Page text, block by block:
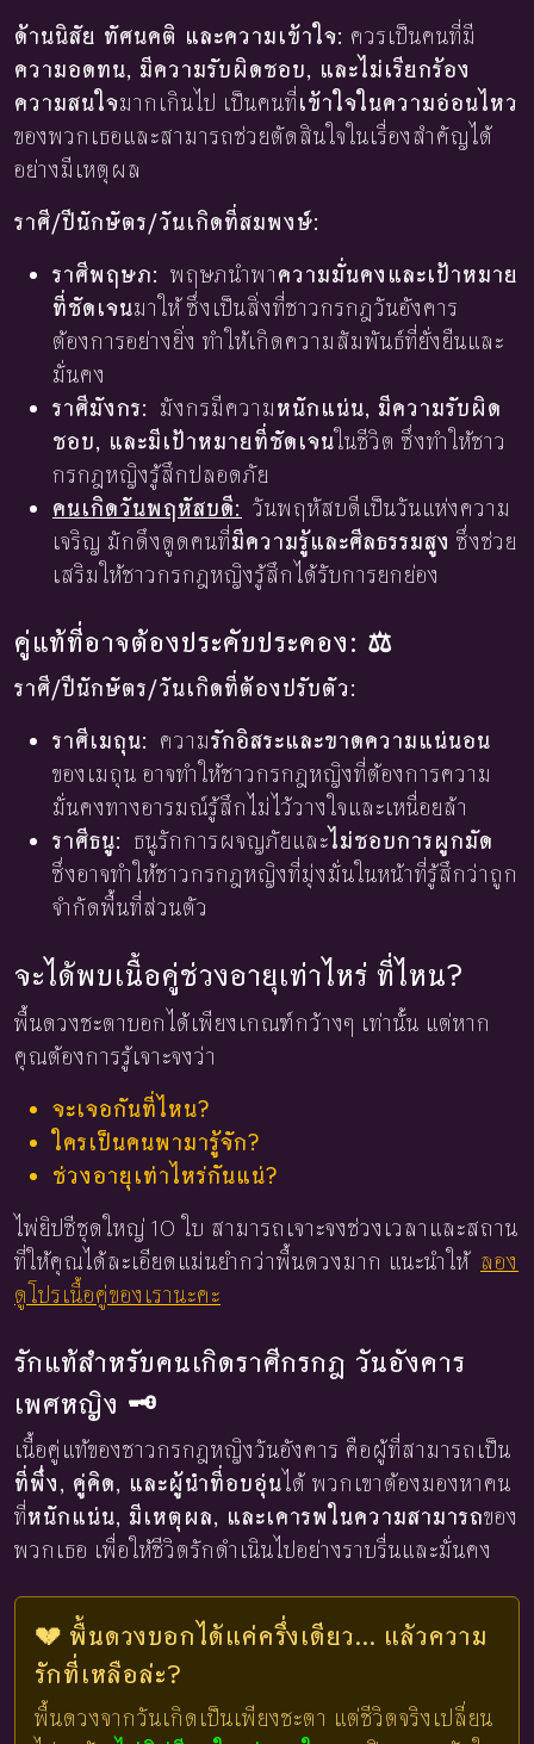
ด้านนิสัย ทัศนคติ และความเข้าใจ: ควรเป็นคนที่มี
ความอดทน, มีความรับผิดชอบ, และไม่เรียกร้อง
ความสนใจมากเกินไป เป็นคนที่เข้าใจในความอ่อนไหว
ของพวกเธอและสามารถช่วยตัดสินใจในเรื่องสำคัญได้
อย่างมีเหตุผล
ราศี/ปีนักษัตร/วันเกิดที่สมพงษ์:
ราศีพฤษภ: พฤษภนำพาความมั่นคงและเป้าหมาย
ที่ชัดเจนมาให้ ซึ่งเป็นสิ่งที่ชาวกรกฎวันอังคาร
ต้องการอย่างยิ่ง ทำให้เกิดความสัมพันธ์ที่ยั่งยืนและ
มั่นคง
ราศีมังกร: มังกรมีความหนักแน่น, มีความรับผิด
ชอบ, และมีเป้าหมายที่ชัดเจนในชีวิต ซึ่งทำให้ชาว
กรกฎหญิงรู้สึกปลอดภัย
คนเกิดวันพฤหัสบดี: วันพฤหัสบดีเป็นวันแห่งความ
เจริญ มักดึงดูดคนที่มีความรู้และศีลธรรมสูง ซึ่งช่วย
เสริมให้ชาวกรกฎหญิงรู้สึกได้รับการยกย่อง
คู่แท้ที่อาจต้องประคับประคอง: ⚖️
ราศี/ปีนักษัตร/วันเกิดที่ต้องปรับตัว:
ราศีเมถุน: ความรักอิสระและขาดความแน่นอน
ของเมถุน อาจทำให้ชาวกรกฎหญิงที่ต้องการความ
มั่นคงทางอารมณ์รู้สึกไม่ไว้วางใจและเหนื่อยล้า
ราศีธนู: ธนูรักการผจญภัยและไม่ชอบการผูกมัด
ซึ่งอาจทำให้ชาวกรกฎหญิงที่มุ่งมั่นในหน้าที่รู้สึกว่าถูก
จำกัดพื้นที่ส่วนตัว
จะได้พบเนื้อคู่ช่วงอายุเท่าไหร่ ที่ไหน?
พื้นดวงชะตาบอกได้เพียงเกณฑ์กว้างๆ เท่านั้น แต่หาก
คุณต้องการรู้เจาะจงว่า
จะเจอกันที่ไหน?
ใครเป็นคนพามารู้จัก?
ช่วงอายุเท่าไหร่กันแน่?
ไพ่ยิปซีชุดใหญ่ 10 ใบ สามารถเจาะจงช่วงเวลาและสถาน
ที่ให้คุณได้ละเอียดแม่นยำกว่าพื้นดวงมาก แนะนำให้ ลอง
ดูโปรเนื้อคู่ของเรานะคะ
รักแท้สำหรับคนเกิดราศีกรกฎ วันอังคาร
เพศหญิง 🗝️
เนื้อคู่แท้ของชาวกรกฎหญิงวันอังคาร คือผู้ที่สามารถเป็น
ที่พึ่ง, คู่คิด, และผู้นำที่อบอุ่นได้ พวกเขาต้องมองหาคน
ที่หนักแน่น, มีเหตุผล, และเคารพในความสามารถของ
พวกเธอ เพื่อให้ชีวิตรักดำเนินไปอย่างราบรื่นและมั่นคง
💔 พื้นดวงบอกได้แค่ครึ่งเดียว... แล้วความ
รักที่เหลือล่ะ?
พื้นดวงจากวันเกิดเป็นเพียงชะตา แต่ชีวิตจริงเปลี่ยน